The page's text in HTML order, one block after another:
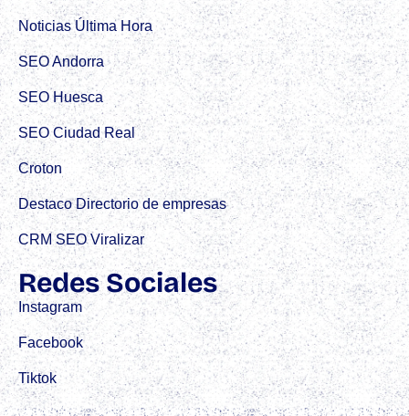
Noticias Última Hora
SEO Andorra
SEO Huesca
SEO Ciudad Real
Croton
Destaco Directorio de empresas
CRM SEO Viralizar
Redes Sociales
Instagram
Facebook
Tiktok